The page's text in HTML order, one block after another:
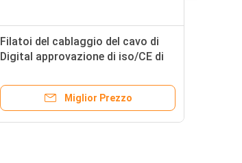
Filatoi del cablaggio del cavo di
Digital approvazione di iso/CE di
Miglior Prezzo